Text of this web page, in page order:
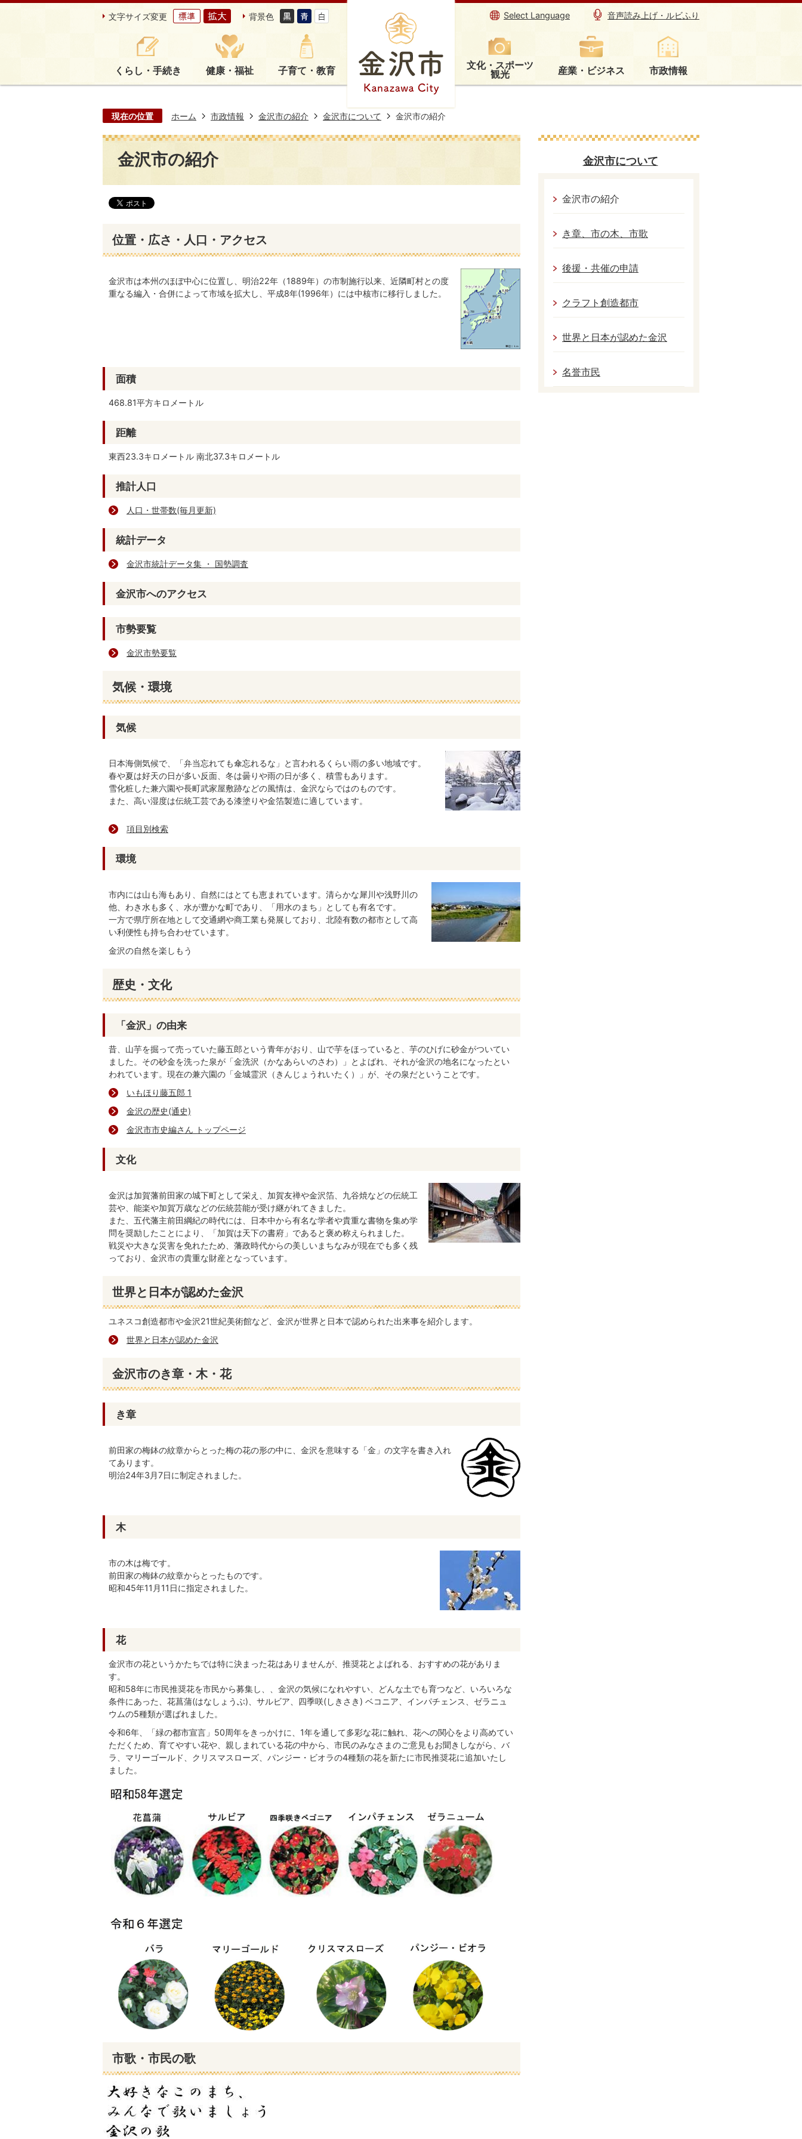
文字サイズ変更 背景色 Select Language 音声読み上げ・ルビふり
くらし・手続き 健康・福祉 子育て・教育 文化・スポーツ
観光 産業・ビジネス 市政情報
現在の位置 ホーム 市政情報 金沢市の紹介 金沢市について 金沢市の紹介
金沢市の紹介
位置・広さ・人口・アクセス
金沢市は本州のほぼ中心に位置し、明治22年（1889年）の市制施行以来、近隣町村との度
重なる編入・合併によって市域を拡大し、平成8年(1996年）には中核市に移行しました。
面積
468.81平方キロメートル
距離
東西23.3キロメートル 南北37.3キロメートル
推計人口
人口・世帯数(毎月更新)
統計データ
金沢市統計データ集 ・ 国勢調査
金沢市へのアクセス
市勢要覧
金沢市勢要覧
気候・環境
気候
日本海側気候で、「弁当忘れても傘忘れるな」と言われるくらい雨の多い地域です。
春や夏は好天の日が多い反面、冬は曇りや雨の日が多く、積雪もあります。
雪化粧した兼六園や長町武家屋敷跡などの風情は、金沢ならではのものです。
また、高い湿度は伝統工芸である漆塗りや金箔製造に適しています。
項目別検索
環境
市内には山も海もあり、自然にはとても恵まれています。清らかな犀川や浅野川の
他、わき水も多く、水が豊かな町であり、「用水のまち」としても有名です。
一方で県庁所在地として交通網や商工業も発展しており、北陸有数の都市として高
い利便性も持ち合わせています。
金沢の自然を楽しもう
歴史・文化
「金沢」の由来
昔、山芋を掘って売っていた藤五郎という青年がおり、山で芋をほっていると、芋のひげに砂金がついてい
ました。その砂金を洗った泉が「金洗沢（かなあらいのさわ）」とよばれ、それが金沢の地名になったとい
われています。現在の兼六園の「金城霊沢（きんじょうれいたく）」が、その泉だということです。
いもほり藤五郎 1
金沢の歴史(通史)
金沢市市史編さん トップページ
文化
金沢は加賀藩前田家の城下町として栄え、加賀友禅や金沢箔、九谷焼などの伝統工
芸や、能楽や加賀万歳などの伝統芸能が受け継がれてきました。
また、五代藩主前田綱紀の時代には、日本中から有名な学者や貴重な書物を集め学
問を奨励したことにより、「加賀は天下の書府」であると褒め称えられました。
戦災や大きな災害を免れたため、藩政時代からの美しいまちなみが現在でも多く残
っており、金沢市の貴重な財産となっています。
世界と日本が認めた金沢
ユネスコ創造都市や金沢21世紀美術館など、金沢が世界と日本で認められた出来事を紹介します。
世界と日本が認めた金沢
金沢市のき章・木・花
き章
前田家の梅鉢の紋章からとった梅の花の形の中に、金沢を意味する「金」の文字を書き入れ
てあります。
明治24年3月7日に制定されました。
木
市の木は梅です。
前田家の梅鉢の紋章からとったものです。
昭和45年11月11日に指定されました。
花
金沢市の花というかたちでは特に決まった花はありませんが、推奨花とよばれる、おすすめの花がありま
す。
昭和58年に市民推奨花を市民から募集し、、金沢の気候になれやすい、どんな土でも育つなど、いろいろな
条件にあった、花菖蒲(はなしょうぶ)、サルビア、四季咲(しきさき) ベコニア、インパチェンス、ゼラニュ
ウムの5種類が選ばれました。
令和6年、「緑の都市宣言」50周年をきっかけに、1年を通して多彩な花に触れ、花への関心をより高めてい
ただくため、育てやすい花や、親しまれている花の中から、市民のみなさまのご意見もお聞きしながら、バ
ラ、マリーゴールド、クリスマスローズ、パンジー・ビオラの4種類の花を新たに市民推奨花に追加いたし
ました。
市歌・市民の歌
金沢市について
金沢市の紹介
き章、市の木、市歌
後援・共催の申請
クラフト創造都市
世界と日本が認めた金沢
名誉市民